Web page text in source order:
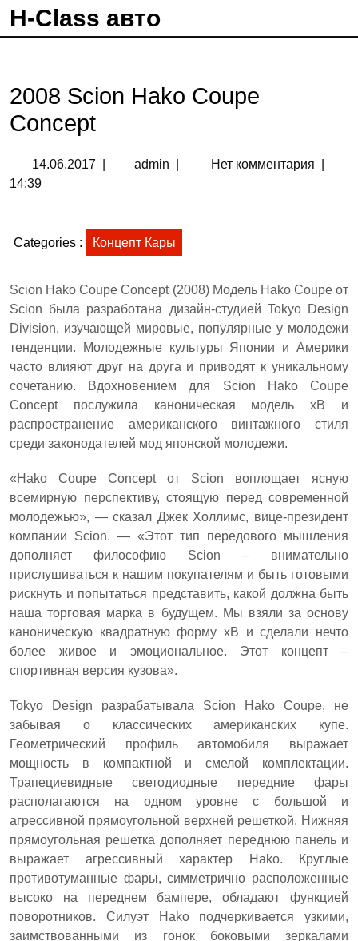
H-Class авто
2008 Scion Hako Coupe
Concept
14.06.2017 admin Нет комментария
14:39
Categories : Концепт Кары
Scion Hako Coupe Concept (2008) Модель Hako Coupe от
Scion была разработана дизайн-студией Tokyo Design
Division, изучающей мировые, популярные у молодежи
тенденции. Молодежные культуры Японии и Америки
часто влияют друг на друга и приводят к уникальному
сочетанию. Вдохновением для Scion Hako Coupe
Concept послужила каноническая модель xB и
распространение американского винтажного стиля
среди законодателей мод японской молодежи.
«Hako Coupe Concept от Scion воплощает ясную
всемирную перспективу, стоящую перед современной
молодежью», — сказал Джек Холлимс, вице-президент
компании Scion. — «Этот тип передового мышления
дополняет философию Scion – внимательно
прислушиваться к нашим покупателям и быть готовыми
рискнуть и попытаться представить, какой должна быть
наша торговая марка в будущем. Мы взяли за основу
каноническую квадратную форму xB и сделали нечто
более живое и эмоциональное. Этот концепт –
спортивная версия кузова».
Tokyo Design разрабатывала Scion Hako Coupe, не
забывая о классических американских купе.
Геометрический профиль автомобиля выражает
мощность в компактной и смелой комплектации.
Трапециевидные светодиодные передние фары
располагаются на одном уровне с большой и
агрессивной прямоугольной верхней решеткой. Нижняя
прямоугольная решетка дополняет переднюю панель и
выражает агрессивный характер Hako. Круглые
противотуманные фары, симметрично расположенные
высоко на переднем бампере, обладают функцией
поворотников. Силуэт Hako подчеркивается узкими,
заимствованными из гонок боковыми зеркалами